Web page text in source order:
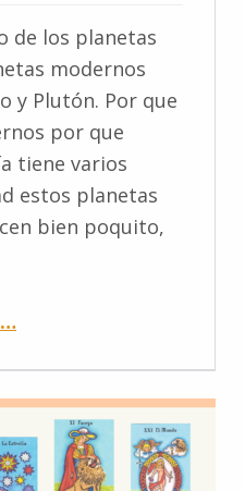
de los planetas
modernos
y Plutón. Por que
por que
tiene varios
estos planetas
bien poquito,
…